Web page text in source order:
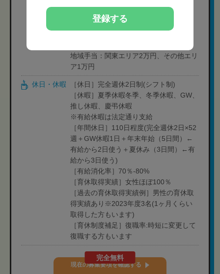
基本給：132,000円
職務手当：61,000円
地域手当：関東エリア2万円、その他エリ
ア1万円
休日・休暇
［休日］完全週休2日制(シフト制)
［休暇］夏季休暇冬季、冬季休暇、GW、
推し休暇、慶弔休暇
※有給休暇は法定通り支給
［年間休日］110日程度(完全週休2日×52
週＋GW休暇1日＋年末年始（5日間）←
有給から2日使う＋夏休み（3日間）←有
給から3日使う)
［有給消化率］70％-80%
［育休取得実績］女性ほぼ100％
［過去の育休取得実績例］男性の育休取
得実績あり※2023年度3名(1ヶ月くらい
取得した方もいます)
［育休制度補足］復職率:時短に変更して
復職する方もいます
完全無料
現在の募集要項を確認する
登録する